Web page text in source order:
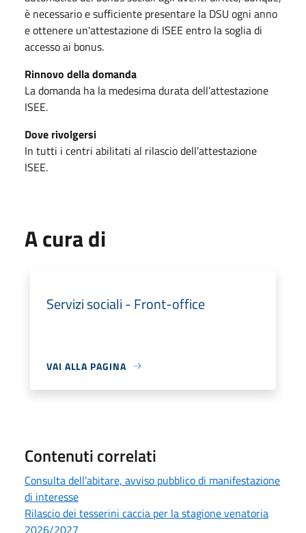
è necessario e sufficiente presentare la DSU ogni anno
e ottenere un'attestazione di ISEE entro la soglia di
accesso ai bonus.
Rinnovo della domanda
La domanda ha la medesima durata dell’attestazione
ISEE.
Dove rivolgersi
In tutti i centri abilitati al rilascio dell’attestazione
ISEE.
A cura di
Servizi sociali - Front-office
VAI ALLA PAGINA
Contenuti correlati
Consulta dell'abitare, avviso pubblico di manifestazione
di interesse
Rilascio dei tesserini caccia per la stagione venatoria
2026/2027